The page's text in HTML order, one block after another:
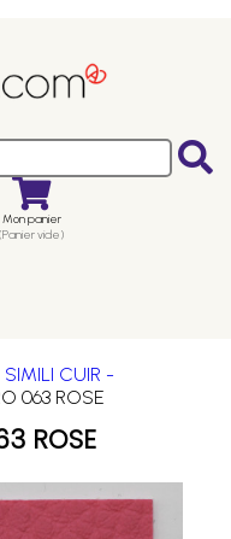
Mon panier
(Panier vide)
SIMILI CUIR -
063 ROSE
ROSE